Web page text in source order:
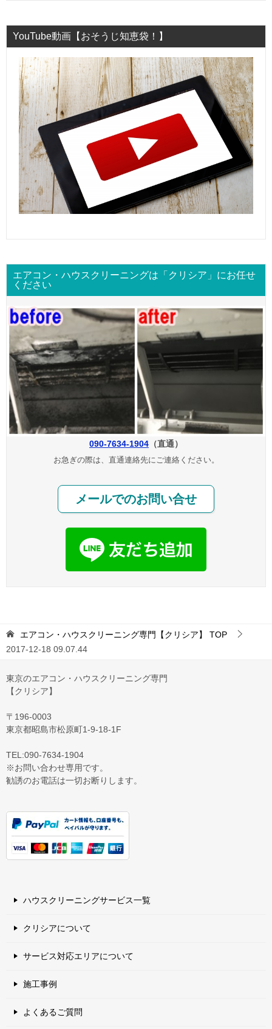
YouTube動画【おそうじ知恵袋！】
エアコン・ハウスクリーニングは「クリシア」にお任せ
ください
090-7634-1904 （直通）
お急ぎの際は、直通連絡先にご連絡ください。
メールでのお問い合せ
エアコン・ハウスクリーニング専門【クリシア】
TOP
2017-12-18 09.07.44
東京のエアコン・ハウスクリーニング専門
【クリシア】
〒196-0003
東京都昭島市松原町1-9‐18‐1F
TEL:090-7634-1904
※お問い合わせ専用です。
勧誘のお電話は一切お断りします。
ハウスクリーニングサービス一覧
クリシアについて
サービス対応エリアについて
施工事例
よくあるご質問